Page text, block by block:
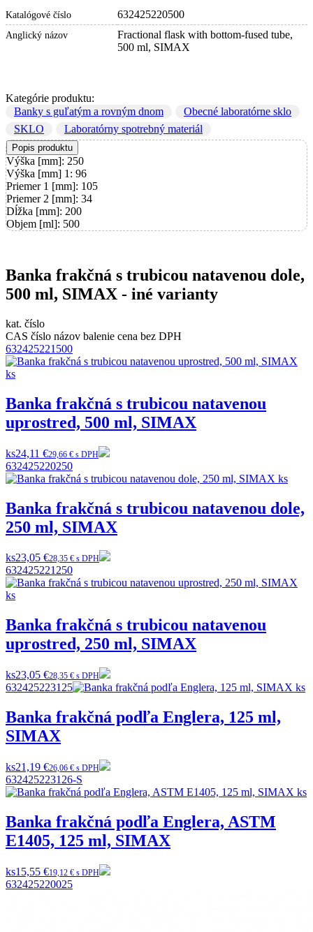
Katalógové číslo 632425220500
Anglický názov
Fractional flask with bottom-fused tube,
500 ml, SIMAX
Kategórie produktu:
Banky s guľatým a rovným dnom
Obecné laboratórne sklo
SKLO
Laboratórny spotrebný materiál
Popis produktu
Výška [mm]: 250
Výška [mm] 1: 96
Priemer 1 [mm]: 105
Priemer 2 [mm]: 34
Dĺžka [mm]: 200
Objem [ml]: 500
Banka frakčná s trubicou natavenou dole,
500 ml, SIMAX - iné varianty
kat. číslo
CAS číslo názov balenie cena bez DPH
632425221500
Banka frakčná s trubicou natavenou
uprostred, 500 ml, SIMAX
ks24,11 €29,66 € s DPH
632425220250
Banka frakčná s trubicou natavenou dole,
250 ml, SIMAX
ks23,05 €28,35 € s DPH
632425221250
Banka frakčná s trubicou natavenou
uprostred, 250 ml, SIMAX
ks23,05 €28,35 € s DPH
632425223125
Banka frakčná podľa Englera, 125 ml,
SIMAX
ks21,19 €26,06 € s DPH
632425223126-S
Banka frakčná podľa Englera, ASTM
E1405, 125 ml, SIMAX
ks15,55 €19,12 € s DPH
632425220025